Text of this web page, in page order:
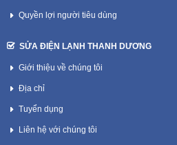
Quyền lợi người tiêu dùng
SỬA ĐIỆN LẠNH THANH DƯƠNG
Giới thiệu về chúng tôi
Địa chỉ
Tuyển dụng
Liên hệ với chúng tôi